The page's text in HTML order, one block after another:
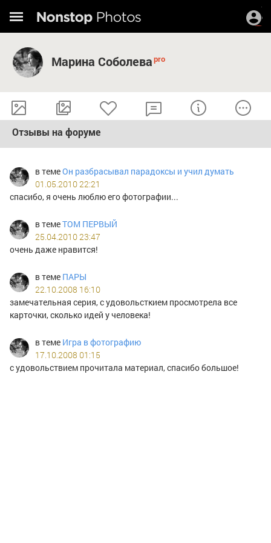
Марина Соболева
Отзывы на форуме
в темеОн разбрасывал парадоксы и учил думать
01.05.2010 22:21
спасибо, я очень люблю его фотографии...
в темеТОМ ПЕРВЫЙ
25.04.2010 23:47
очень даже нравится!
в теме ПАРЫ
22.10.2008 16:10
замечательная серия, с удовольсткием просмотрела все
карточки, сколько идей у человека!
в теме Игра в фотографию
17.10.2008 01:15
c удовольствием прочитала материал, спасибо большое!